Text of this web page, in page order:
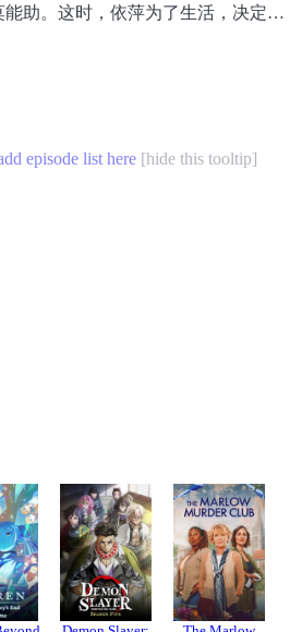
助。这时，依萍为了生活，决定到
雪琴为女儿如萍（林心如 饰）介绍
去了书桓，杜飞便采取了猛烈的追
他的友谊，杜飞却继续竭而不舍。当
饰）爱上了同是依萍好友的方瑜
道原来可云的病，是因为当年可
，又能否在一起经历的事情中得到
episode list here [hide this tooltip]